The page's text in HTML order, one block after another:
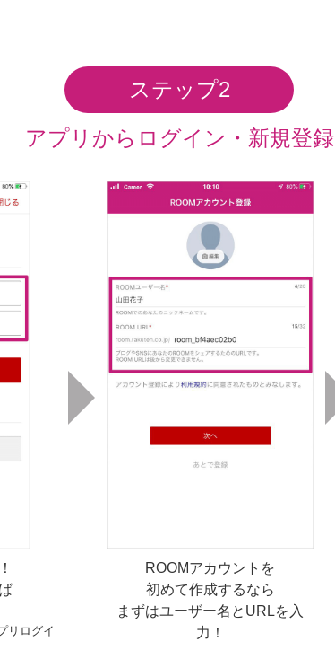
ステップ2
アプリから ログイン・新規登録
リログイ
ROOMアカウントを
初めて作成するなら
まずはユーザー名とURLを入
力！